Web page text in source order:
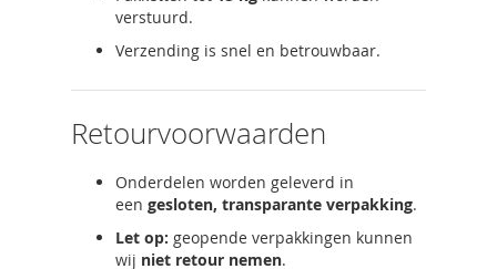
verstuurd.
Verzending is snel en betrouwbaar.
Retourvoorwaarden
Onderdelen worden geleverd in
een gesloten, transparante verpakking.
Let op: geopende verpakkingen kunnen
wij niet retour nemen.